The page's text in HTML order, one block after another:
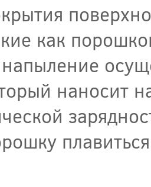
как
наносит